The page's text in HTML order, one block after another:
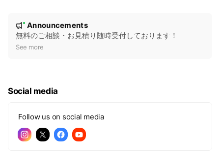
e
New
Announcements
無料のご相談・お見積り随時受付しております！
See more
Social media
Follow us on social media